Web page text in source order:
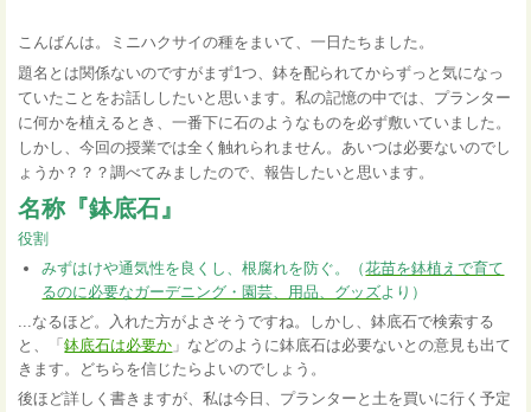
こんばんは。ミニハクサイの種をまいて、一日たちました。
題名とは関係ないのですがまず1つ、鉢を配られてからずっと気になっ
ていたことをお話ししたいと思います。私の記憶の中では、プランター
に何かを植えるとき、一番下に石のようなものを必ず敷いていました。
しかし、今回の授業では全く触れられません。あいつは必要ないのでし
ょうか？？？調べてみましたので、報告したいと思います。
名称『鉢底石』
役割
みずはけや通気性を良くし、根腐れを防ぐ。（花苗を鉢植えで育て
るのに必要なガーデニング・園芸、用品、グッズより）
...なるほど。入れた方がよさそうですね。しかし、鉢底石で検索する
と、「鉢底石は必要か 」などのように鉢底石は必要ないとの意見も出て
きます。どちらを信じたらよいのでしょう。
後ほど詳しく書きますが、私は今日、プランターと土を買いに行く予定